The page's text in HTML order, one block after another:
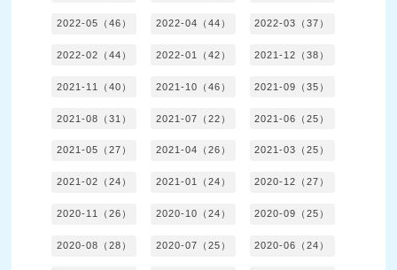
2022-05（46） 2022-04（44） 2022-03（37）
2022-02（44） 2022-01（42） 2021-12（38）
2021-11（40） 2021-10（46） 2021-09（35）
2021-08（31） 2021-07（22） 2021-06（25）
2021-05（27） 2021-04（26） 2021-03（25）
2021-02（24） 2021-01（24） 2020-12（27）
2020-11（26） 2020-10（24） 2020-09（25）
2020-08（28） 2020-07（25） 2020-06（24）